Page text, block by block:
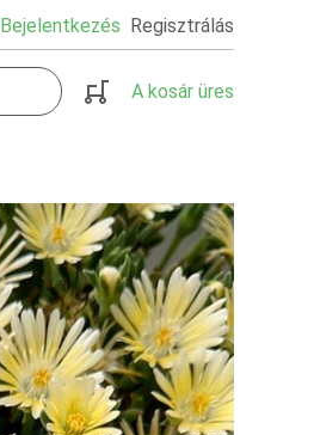
Bejelentkezés Regisztrálás
A kosár üres